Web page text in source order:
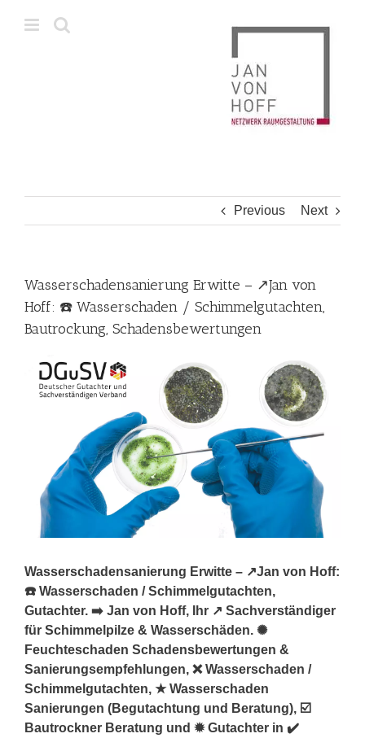
Previous Next
Wasserschadensanierung Erwitte – ↗️Jan von
Hoff: ☎️ Wasserschaden / Schimmelgutachten,
Bautrockung, Schadensbewertungen
Wasserschadensanierung Erwitte – ↗️Jan von Hoff:
☎️ Wasserschaden / Schimmelgutachten,
Gutachter. ➡️ Jan von Hoff, Ihr ↗️ Sachverständiger
für Schimmelpilze & Wasserschäden. ✺
Feuchteschaden Schadensbewertungen &
Sanierungsempfehlungen, ❌ Wasserschaden /
Schimmelgutachten, ★ Wasserschaden
Sanierungen (Begutachtung und Beratung), ☑️
Bautrockner Beratung und ✹ Gutachter in ✔️